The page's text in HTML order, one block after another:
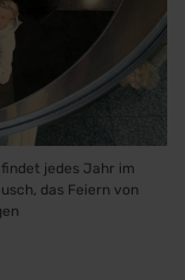
jedes Jahr im
das Feiern von